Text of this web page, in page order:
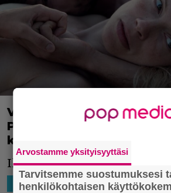
Villi leikki käynnistyy
Pariskunnan roolileikki
käpälästä – katso traileri
Ihmissuhdedraamaa
SUOMILEFFA 4.5.2023 13:31 Niko Ikonen
Arvostamme yksityisyyttäsi
Tarvitsemme suostumuksesi
henkilökohtaisen